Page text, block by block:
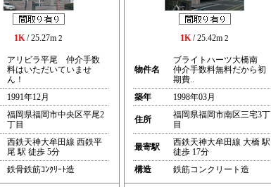
1K/ 25.27m 2
アリビラ平尾 仲介手数
料はいただいていませ
ん！
1991年12月
福岡県福岡市中央区平尾2
丁目
西鉄天神大牟田線 西鉄平
尾 駅 徒歩 5分
鉄骨鉄筋ｺﾝｸﾘｰﾄ造
1K/ 25.42m 2
物件名
ブライトハーツ大橋南
仲介手数料無料だから初
期費..
築年
1998年03月
住所
福岡県福岡市南区三宅3丁
目
最寄駅
西鉄天神大牟田線 大橋 駅
徒歩 17分
構造
鉄筋コンクリート造